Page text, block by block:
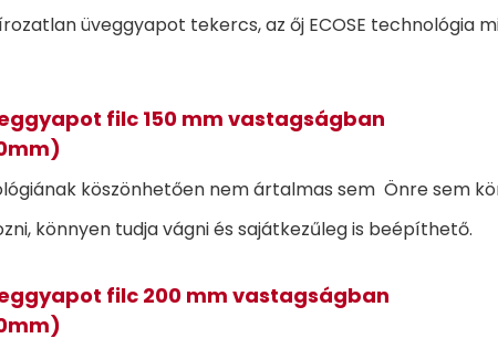
üveggyapot tekercs, az őj ECOSE technológia
filc 150 mm vastagságban
köszönhetően nem ártalmas sem Önre sem
könnyen tudja vágni és sajátkezűleg is beépíthető.
filc 200 mm vastagságban